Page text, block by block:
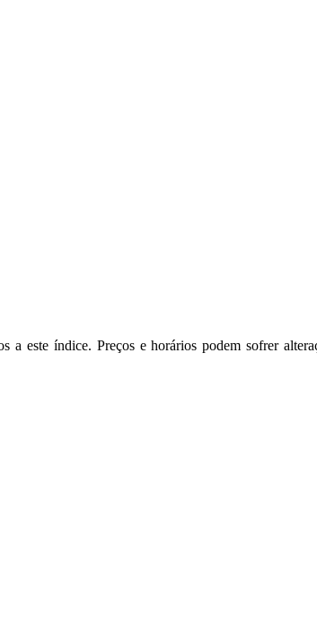
a este índice. Preços e horários podem sofrer